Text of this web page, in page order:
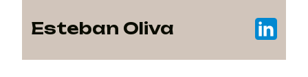
Esteban Oliva